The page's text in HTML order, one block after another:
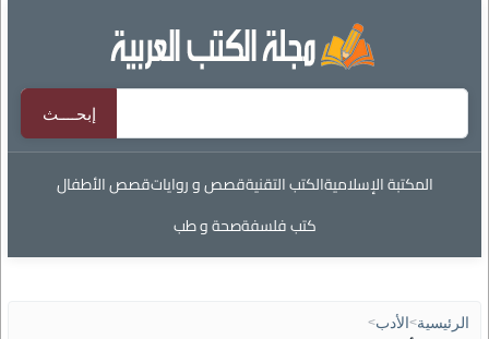
المكتبة الإسلاميةالكتب التقنيةقصص و رواياتقصص الأطفال
كتب فلسفةصحة و طب
الرئيسية> الأدب>